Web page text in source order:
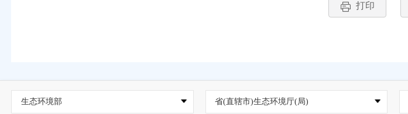
打印
生态环境部 省(直辖市)生态环境厅(局)